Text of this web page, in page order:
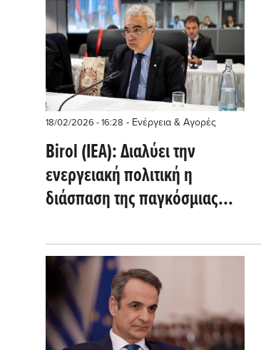
18/02/2026 - 16:28 - Ενέργεια & Αγορές
Birol (ΙΕΑ): Διαλύει την
ενεργειακή πολιτική η
διάσπαση της παγκόσμιας